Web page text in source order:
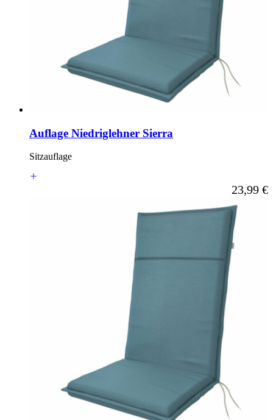
Auflage Niedriglehner Sierra
Sitzauflage
Ab
23,99 €